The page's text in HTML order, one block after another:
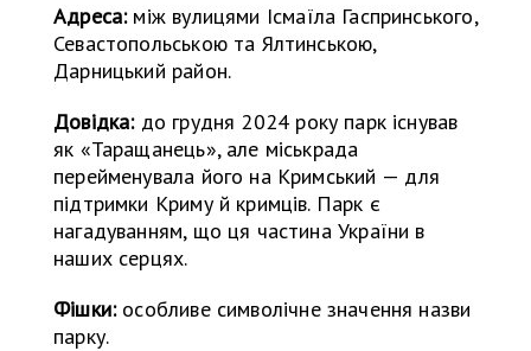
Адреса:між вулицями Ісмаїла Гаспринського,
Севастопольською та Ялтинською,
Дарницький район.
Довідка:до грудня 2024 року парк існував
як «Таращанець», але міськрада
перейменувала його на Кримський — для
підтримки Криму й кримців. Парк є
нагадуванням, що ця частина України в
наших серцях.
Фішки:особливе символічне значення назви
парку.